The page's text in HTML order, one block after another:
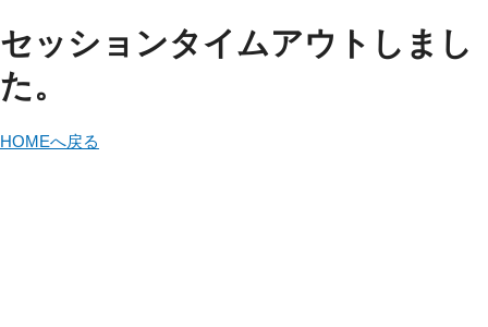
セッションタイムアウトしまし
た。
HOMEへ戻る